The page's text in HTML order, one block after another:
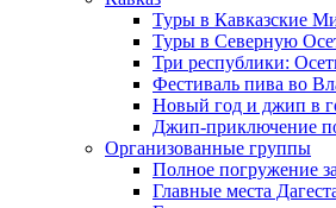
Туры в Кавказские
Туры в Северную
Три республики:
Фестиваль пива во
Новый год и джип в
Джип-приключение
Организованные группы
Полное погружение
Главные места